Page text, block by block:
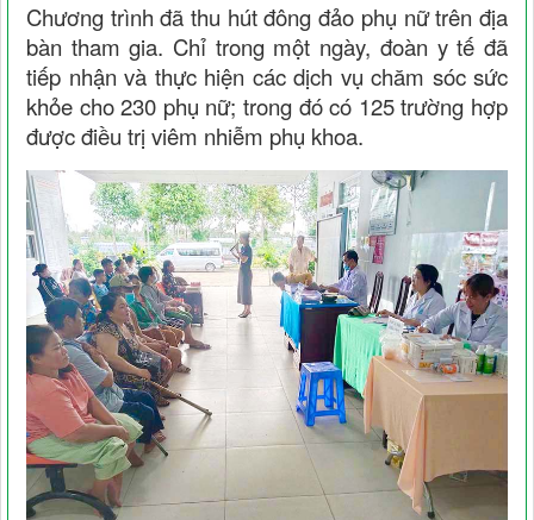
Chương trình đã thu hút đông đảo phụ nữ trên địa
bàn tham gia. Chỉ trong một ngày, đoàn y tế đã
tiếp nhận và thực hiện các dịch vụ chăm sóc sức
khỏe cho 230 phụ nữ; trong đó có 125 trường hợp
được điều trị viêm nhiễm phụ khoa.